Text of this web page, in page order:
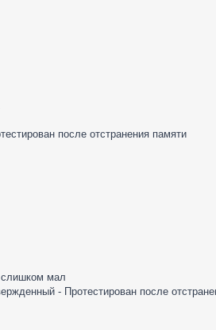
после отстранения памяти
слишком мал
- Протестирован после